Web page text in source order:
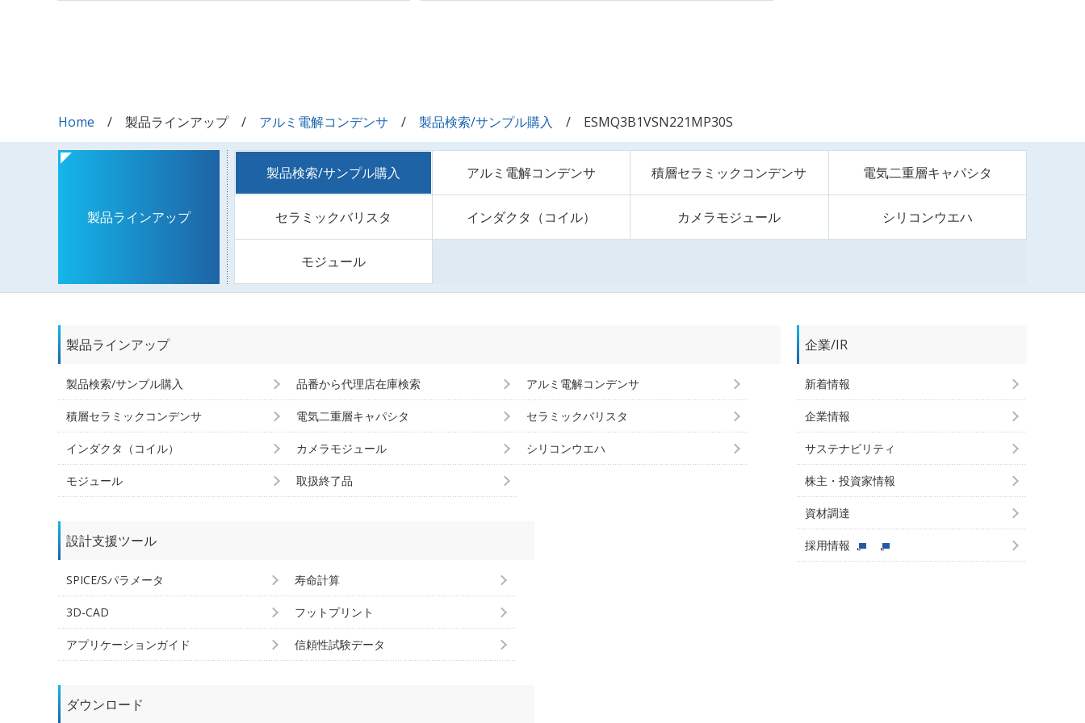
Home 製品ラインアップ アルミ電解コンデンサ 製品検索/サンプル購入 ESMQ3B1VSN221MP30S
製品ラインアップ
製品検索/サンプル購入 アルミ電解コンデンサ 積層セラミックコンデンサ 電気二重層キャパシタ
セラミックバリスタ インダクタ（コイル） カメラモジュール シリコンウエハ
モジュール
製品ラインアップ
製品検索/サンプル購入 品番から代理店在庫検索 アルミ電解コンデンサ
積層セラミックコンデンサ 電気二重層キャパシタ セラミックバリスタ
インダクタ（コイル） カメラモジュール シリコンウエハ
モジュール 取扱終了品
設計支援ツール
SPICE/Sパラメータ 寿命計算
3D-CAD フットプリント
アプリケーションガイド 信頼性試験データ
ダウンロード
企業/IR
新着情報
企業情報
サステナビリティ
株主・投資家情報
資材調達
採用情報